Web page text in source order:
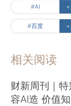
#AI +
#百度 +
相关阅读
财新周刊｜
容AI造 价值